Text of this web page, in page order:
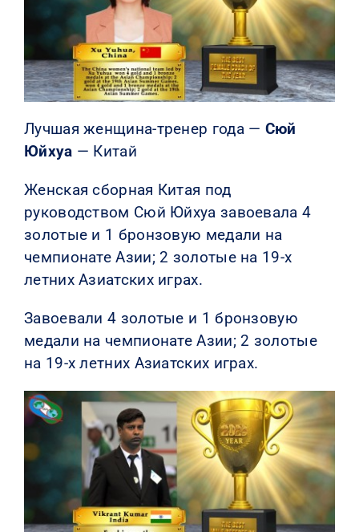
Лучшая женщина-тренер года — Сюй
Юйхуа — Китай
Женская сборная Китая под
руководством Сюй Юйхуа завоевала 4
золотые и 1 бронзовую медали на
чемпионате Азии; 2 золотые на 19-х
летних Азиатских играх.
Завоевали 4 золотые и 1 бронзовую
медали на чемпионате Азии; 2 золотые
на 19-х летних Азиатских играх.